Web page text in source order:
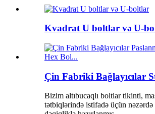
Kvadrat U boltlar və U-
Çin Fabriki Bağlayıcılar
Bizim altıbucaqlı boltlar tikinti,
tətbiqlərində istifadə üçün